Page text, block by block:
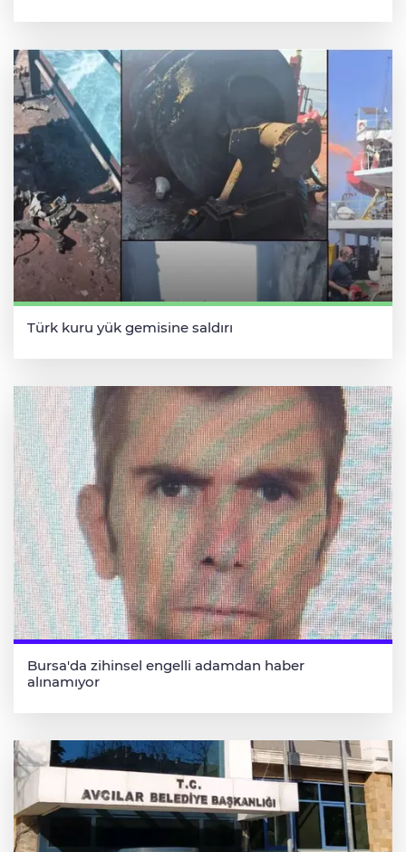
Türk kuru yük gemisine saldırı
Bursa'da zihinsel engelli adamdan haber
alınamıyor